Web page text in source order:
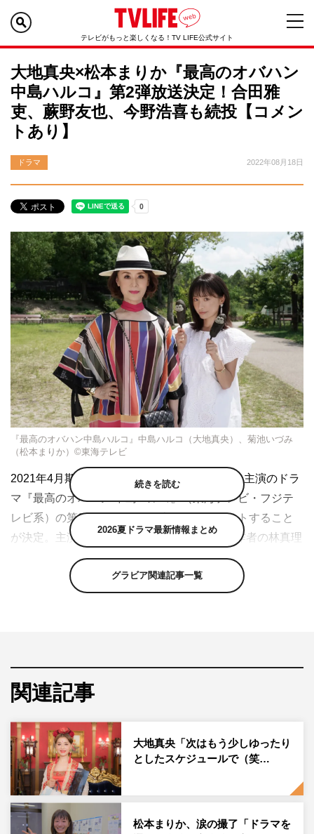
テレビがもっと楽しくなる！TV LIFE公式サイト
大地真央×松本まりか『最高のオバハン
中島ハルコ』第2弾放送決定！合田雅
吏、蕨野友也、今野浩喜も続投【コメン
トあり】
ドラマ 2022年08月18日
『最高のオバハン中島ハルコ』中島ハルコ（大地真央）、菊池いづみ
（松本まりか）©東海テレビ
2021年4月期に土ドラ枠で放送された大地真央主演のドラ
マ『最高のオバハン 中島ハルコ』（東海テレビ・フジテ
レビ系）の第2弾が10月8日（土）からスタートすること
が決定。主演の大地、助演の松本まりか、原作者の林真理
子からコメントが到着した。
本作は、林真理子の「最高のオバハン」シリーズを原作
をぶった切っていく痛快ストーリーの第2弾。脚本は前作
に続いて西荻弓絵が担当する。
会った人間の無駄なプライドや悩みをばっさばっさと切り
倒していく。主役の中島ハルコを演じるのは、前作に引き
続き大地真央。そんなハルコに翻弄されつつ成長していく
アラフォー女子・菊池いづみ役の松本まりかも続投。さら
に、ハルコの助さん格さん、大谷将役の合田雅吏、若杉慎
続きを読む
2026夏ドラマ最新情報まとめ
グラビア関連記事一覧
関連記事
大地真央「次はもう少しゆったり
としたスケジュールで（笑…
松本まりか、涙の撮了「ドラマを